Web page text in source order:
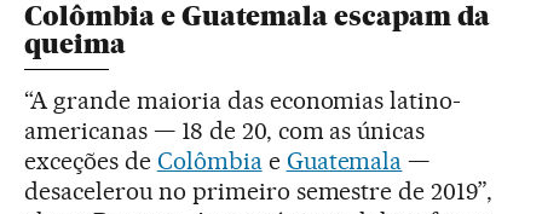
Colômbia e Guatemala escapam da
queima
“A grande maioria das economias latino-
americanas — 18 de 20, com as únicas
exceções de Colômbiae Guatemala —
desacelerou no primeiro semestre de 2019”,